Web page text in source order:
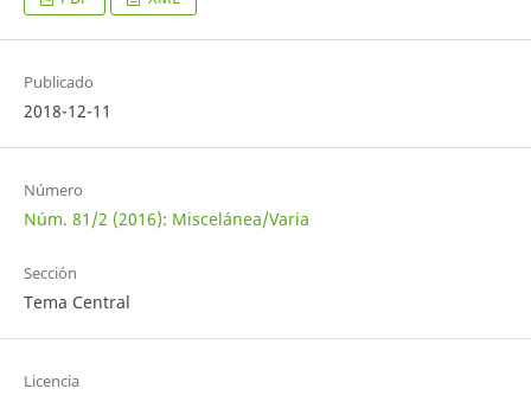
Publicado
2018-12-11
Número
Núm. 81/2 (2016): Miscelánea/Varia
Sección
Tema Central
Licencia